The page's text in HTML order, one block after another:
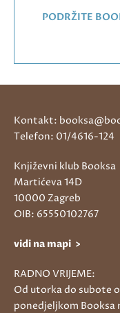
PODRŽITE
Kontakt:
Telefon: 01/4616-124
Književni klub Booksa
Martićeva 14D
10000 Zagreb
OIB: 65550102767
vidi na mapi >
RADNO VRIJEME:
Od utorka do subote
ponedjeljkom Booksa